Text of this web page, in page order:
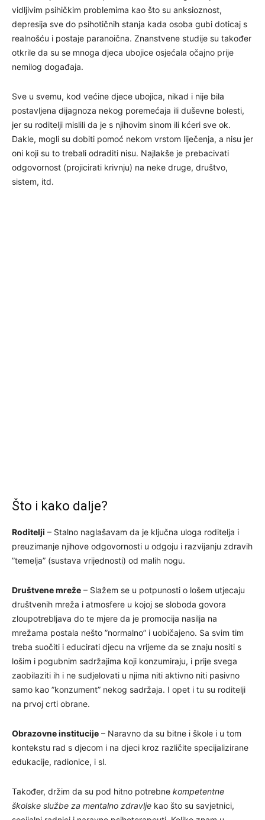
vidljivim psihičkim problemima kao što su anksioznost,
depresija sve do psihotičnih stanja kada osoba gubi doticaj s
realnošću i postaje paranoična. Znanstvene studije su također
otkrile da su se mnoga djeca ubojice osjećala očajno prije
nemilog događaja.
Sve u svemu, kod većine djece ubojica, nikad i nije bila
postavljena dijagnoza nekog poremećaja ili duševne bolesti,
jer su roditelji mislili da je s njihovim sinom ili kćeri sve ok.
Dakle, mogli su dobiti pomoć nekom vrstom liječenja, a nisu jer
oni koji su to trebali odraditi nisu. Najlakše je prebacivati
odgovornost (projicirati krivnju) na neke druge, društvo,
sistem, itd.
Što i kako dalje?
Roditelji – Stalno naglašavam da je ključna uloga roditelja i
preuzimanje njihove odgovornosti u odgoju i razvijanju zdravih
”temelja” (sustava vrijednosti) od malih nogu.
Društvene mreže – Slažem se u potpunosti o lošem utjecaju
društvenih mreža i atmosfere u kojoj se sloboda govora
zloupotrebljava do te mjere da je promocija nasilja na
mrežama postala nešto ”normalno” i uobičajeno. Sa svim tim
treba suočiti i educirati djecu na vrijeme da se znaju nositi s
lošim i pogubnim sadržajima koji konzumiraju, i prije svega
zaobilaziti ih i ne sudjelovati u njima niti aktivno niti pasivno
samo kao ”konzument” nekog sadržaja. I opet i tu su roditelji
na prvoj crti obrane.
Obrazovne institucije – Naravno da su bitne i škole i u tom
kontekstu rad s djecom i na djeci kroz različite specijalizirane
edukacije, radionice, i sl.
Također, držim da su pod hitno potrebne kompetentne
školske službe za mentalno zdravlje kao što su savjetnici,